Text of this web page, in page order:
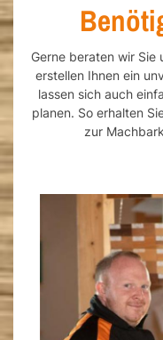
Gerne beraten wir Sie
erstellen Ihnen ein
lassen sich auch
planen. So erhalten
zur